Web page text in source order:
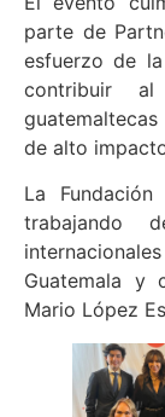
parte de
esfuerzo de
contribuir
de alto
La
trabajando
Guatemala y
Mario López